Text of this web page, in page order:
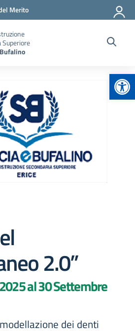
Merito
Superiore
2.0”
al 30 Settembre
dei denti